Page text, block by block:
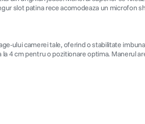
slot patina rece acomodeaza un microfon
ului camerei tale, oferind o stabilitate
4 cm pentru o pozitionare optima. Manerul